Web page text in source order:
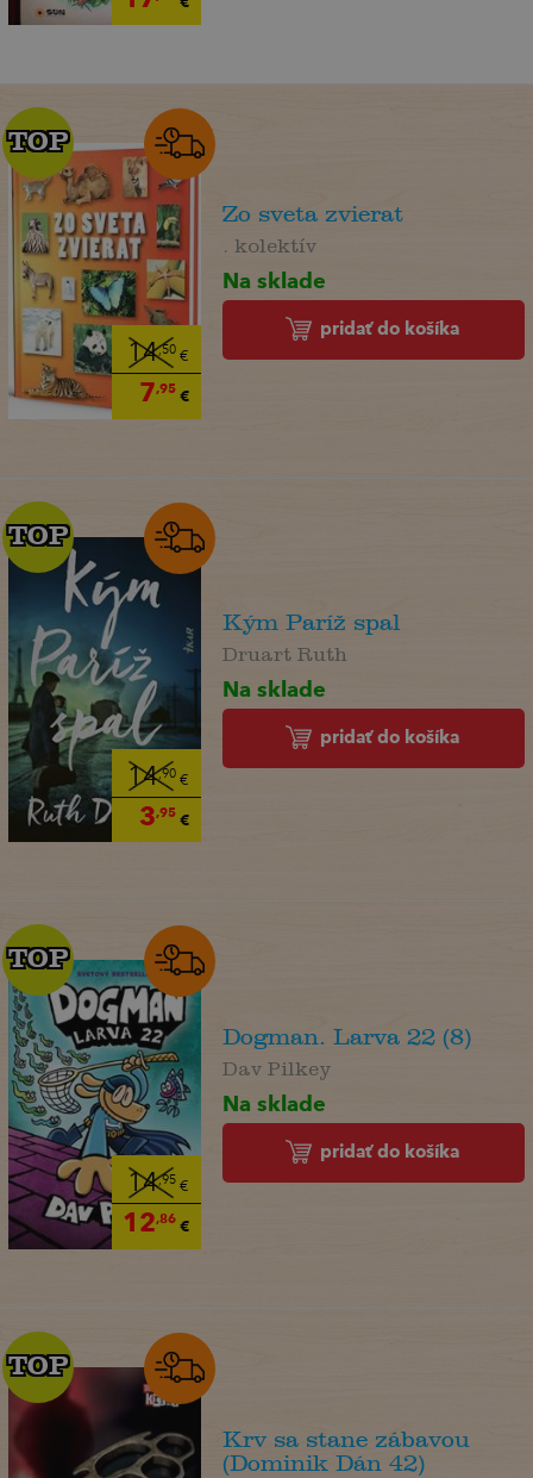
14,50€
7,95€
TOP
TOP
Zo sveta zvierat
. kolektív
Na sklade
pridať do košíka
14,90€
3,95€
TOP
TOP
Kým Paríž spal
Druart Ruth
Na sklade
pridať do košíka
14,95€
12,86€
TOP
TOP
Dogman. Larva 22 (8)
Dav Pilkey
Na sklade
pridať do košíka
TOP
TOP
Krv sa stane zábavou
(Dominik Dán 42)